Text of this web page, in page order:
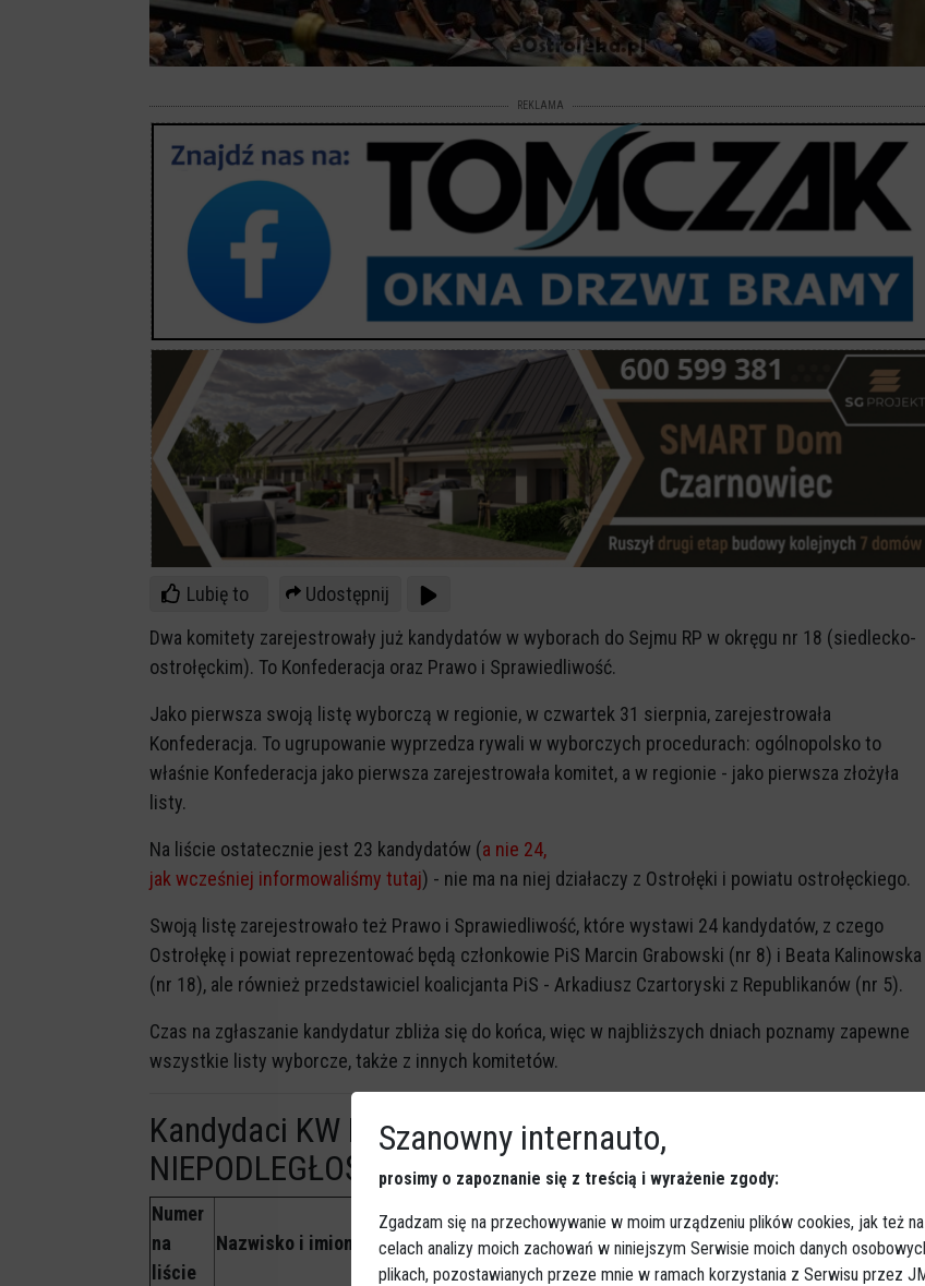
REKLAMA
Lubię to
Udostępnij
Dwa komitety zarejestrowały już kandydatów w wyborach do Sejmu RP w okręgu nr 18 (siedlecko-
ostrołęckim). To Konfederacja oraz Prawo i Sprawiedliwość.
Jako pierwsza swoją listę wyborczą w regionie, w czwartek 31 sierpnia, zarejestrowała
Konfederacja. To ugrupowanie wyprzedza rywali w wyborczych procedurach: ogólnopolsko to
właśnie Konfederacja jako pierwsza zarejestrowała komitet, a w regionie - jako pierwsza złożyła
listy.
Na liście ostatecznie jest 23 kandydatów (a nie 24,
jak wcześniej informowaliśmy tutaj) - nie ma na niej działaczy z Ostrołęki i powiatu ostrołęckiego.
Swoją listę zarejestrowało też Prawo i Sprawiedliwość, które wystawi 24 kandydatów, z czego
Ostrołękę i powiat reprezentować będą członkowie PiS Marcin Grabowski (nr 8) i Beata Kalinowska
(nr 18), ale również przedstawiciel koalicjanta PiS - Arkadiusz Czartoryski z Republikanów (nr 5).
Czas na zgłaszanie kandydatur zbliża się do końca, więc w najbliższych dniach poznamy zapewne
wszystkie listy wyborcze, także z innych komitetów.
Kandydaci KW KONFEDERACJA WOLNOŚĆ I
NIEPODLEGŁOŚĆ
Numer
na
liście
Nazwisko i imiona Zawód
Miejscowość
zamieszkania
Przynależność do
partii politycznej
poparcie
Szanowny internauto,
prosimy o zapoznanie się z treścią i wyrażenie zgody:
Zgadzam się na przechowywanie w moim urządzeniu plików cookies, jak też
celach analizy moich zachowań w niniejszym Serwisie moich danych
plikach, pozostawianych przeze mnie w ramach korzystania z Serwisu przez